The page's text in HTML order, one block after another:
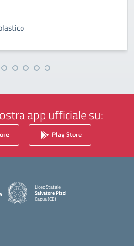
app ufficiale su:
Play Store
Liceo Statale
Salvatore Pizzi
Capua (CE)
— Visita la pagina iniziale della scuola